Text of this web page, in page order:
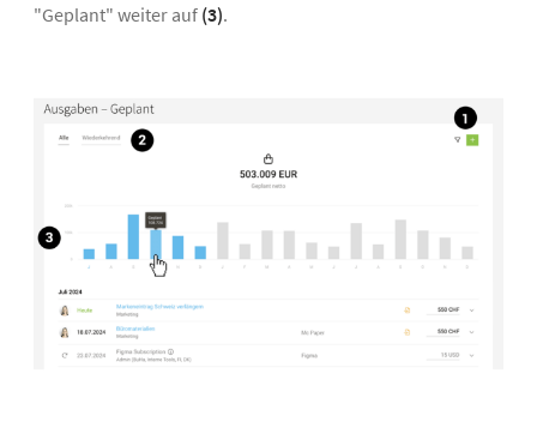
"Geplant" weiter auf (3).